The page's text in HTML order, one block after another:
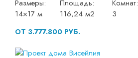
Размеры:
14×17 м
Площадь:
116,24 м2
Комнат:
3
ОТ 3.777.800 РУБ.